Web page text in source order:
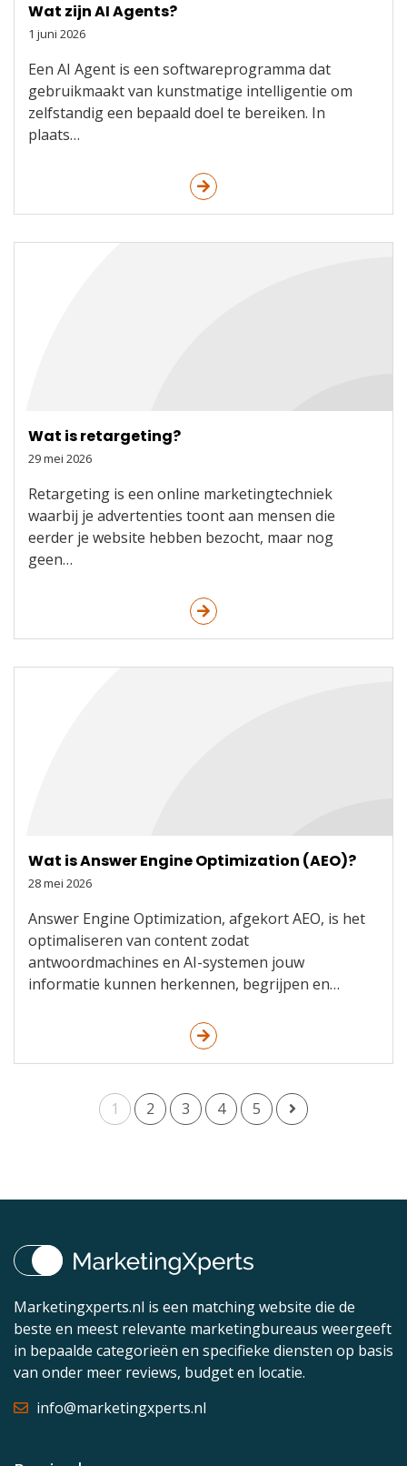
Wat zijn AI Agents?
1 juni 2026
Een AI Agent is een softwareprogramma dat
gebruikmaakt van kunstmatige intelligentie om
zelfstandig een bepaald doel te bereiken. In
plaats…
Wat is retargeting?
29 mei 2026
Retargeting is een online marketingtechniek
waarbij je advertenties toont aan mensen die
eerder je website hebben bezocht, maar nog
geen…
Wat is Answer Engine Optimization (AEO)?
28 mei 2026
Answer Engine Optimization, afgekort AEO, is het
optimaliseren van content zodat
antwoordmachines en AI-systemen jouw
informatie kunnen herkennen, begrijpen en…
1 2 3 4 5
Marketingxperts.nl is een matching website die de
beste en meest relevante marketingbureaus weergeeft
in bepaalde categorieën en specifieke diensten op basis
van onder meer reviews, budget en locatie.
info@marketingxperts.nl